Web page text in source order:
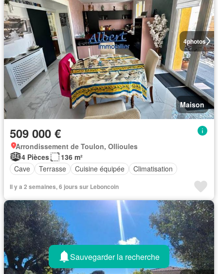
4photos
Maison
509 000 €
Arrondissement de Toulon, Ollioules
4 Pièces
136 m²
Cave
Terrasse Cuisine équipée Climatisation
Il y a 2 semaines, 6 jours sur Leboncoin
Sauvegarder la recherche